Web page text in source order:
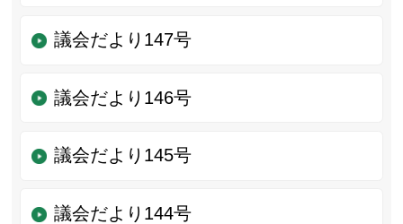
議会だより147号
議会だより146号
議会だより145号
議会だより144号